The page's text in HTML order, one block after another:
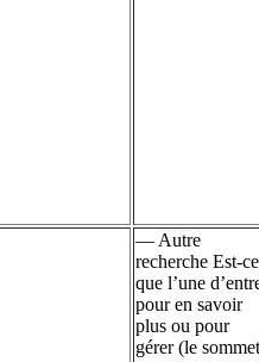
— Autre
recherche Est-ce
que l’une
pour en savoir
plus ou pour
gérer (le sommet